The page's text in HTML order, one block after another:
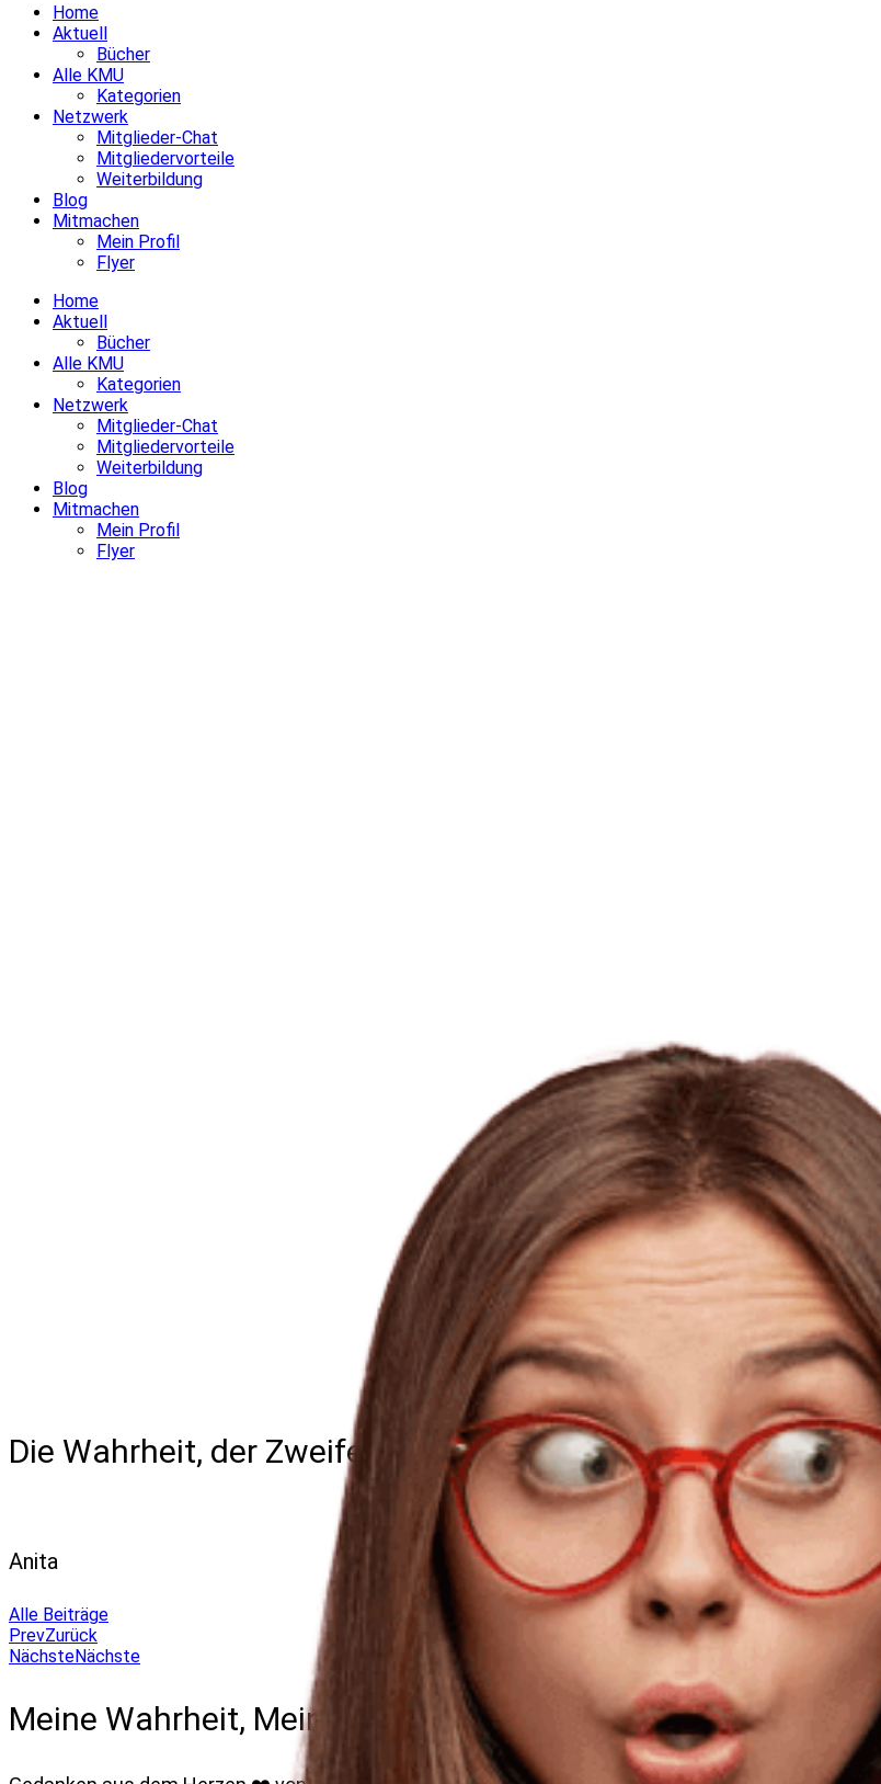
Home
Aktuell
Bücher
Alle KMU
Kategorien
Netzwerk
Mitglieder-Chat
Mitgliedervorteile
Weiterbildung
Blog
Mitmachen
Mein Profil
Flyer
Home
Aktuell
Bücher
Alle KMU
Kategorien
Netzwerk
Mitglieder-Chat
Mitgliedervorteile
Weiterbildung
Blog
Mitmachen
Mein Profil
Flyer
Die Wahrheit, der Zweifel und die bedingungslose Liebe
Anita
Alle Beiträge
PrevZurück
NächsteNächste
Meine Wahrheit, Mein Zweifel, Meine Bedingungslose Liebe